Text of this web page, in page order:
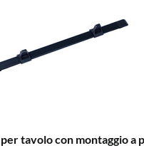
tavolo con montaggio a